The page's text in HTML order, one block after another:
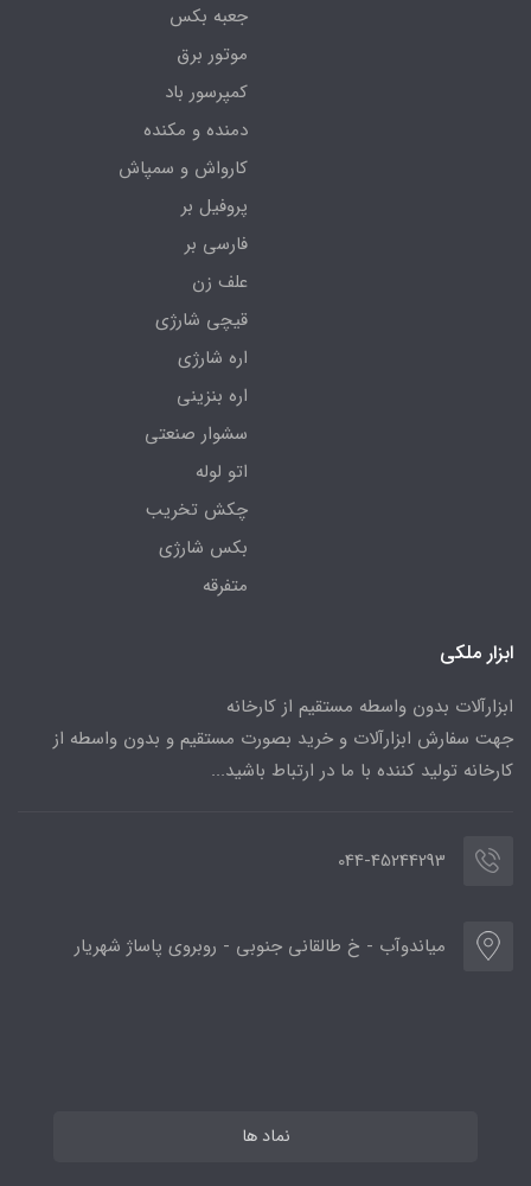
جعبه بکس
موتور برق
کمپرسور باد
دمنده و مکنده
کارواش و سمپاش
پروفیل بر
فارسی بر
علف زن
قیچی شارژی
اره شارژی
اره بنزینی
سشوار صنعتی
اتو لوله
چکش تخریب
بکس شارژی
متفرقه
ابزار ملکی
ابزارآلات بدون واسطه مستقیم از کارخانه
جهت سفارش ابزارآلات و خرید بصورت مستقیم و بدون واسطه از
کارخانه تولید کننده با ما در ارتباط باشید...
044-45244293
میاندوآب - خ طالقانی جنوبی - روبروی پاساژ شهریار
نماد ها